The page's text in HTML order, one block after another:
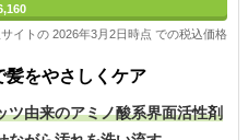
イトの 2026年3月2日時点 での税込価格
髪をやさしくケア
由来のアミノ酸系界面活性剤